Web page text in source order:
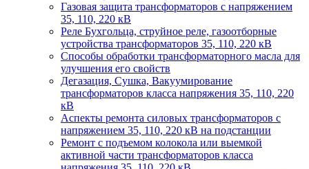
Газовая защита трансформаторов с напряжением
35, 110, 220 кВ
Реле Бухгольца, струйное реле, газоотборные
устройства трансформаторов 35, 110, 220 кВ
Способы обработки трансформаторного масла для
улучшения его свойств
Дегазация, Сушка, Вакуумирование
трансформаторов класса напряжения 35, 110, 220
кВ
Аспекты ремонта силовых трансформаторов с
напряжением 35, 110, 220 кВ на подстанции
Ремонт с подъемом колокола или выемкой
активной части трансформаторов класса